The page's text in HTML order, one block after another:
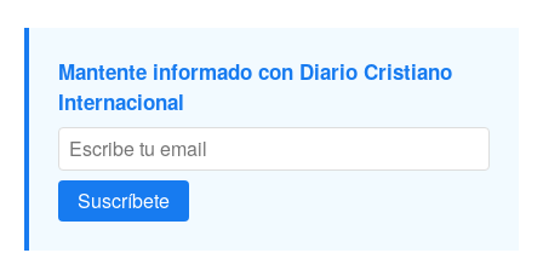
Mantente informado con Diario Cristiano
Internacional
Suscríbete